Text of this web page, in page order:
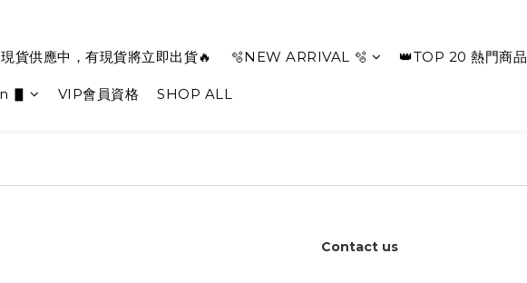
貨供應中，有現貨將立即出貨🔥 🫧NEW ARRIVAL 🫧 👑TOP 20 熱門商品
▋ VIP會員資格 SHOP ALL
Contact us